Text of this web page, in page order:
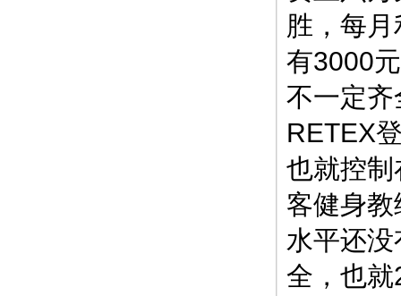
胜，每
有3000
不一定
RETEX
也就控
客健身
水平还
全，也